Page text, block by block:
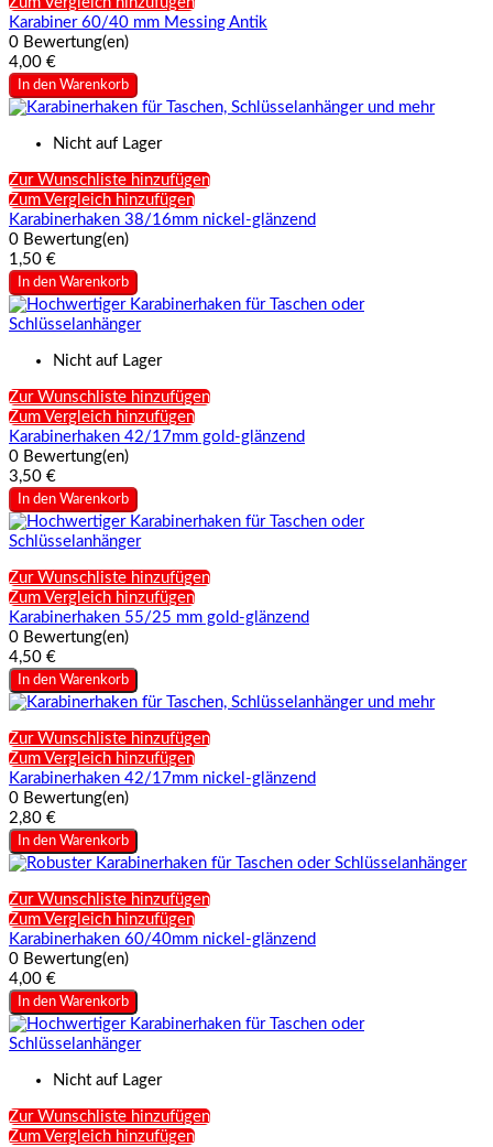
Karabiner 60/40 mm Messing Antik
0 Bewertung(en)
4,00 €
In den Warenkorb
Nicht auf Lager
Zur Wunschliste hinzufügen
Zum Vergleich hinzufügen
Karabinerhaken 38/16mm nickel-glänzend
0 Bewertung(en)
1,50 €
In den Warenkorb
Nicht auf Lager
Zur Wunschliste hinzufügen
Zum Vergleich hinzufügen
Karabinerhaken 42/17mm gold-glänzend
0 Bewertung(en)
3,50 €
In den Warenkorb
Zur Wunschliste hinzufügen
Zum Vergleich hinzufügen
Karabinerhaken 55/25 mm gold-glänzend
0 Bewertung(en)
4,50 €
In den Warenkorb
Zur Wunschliste hinzufügen
Zum Vergleich hinzufügen
Karabinerhaken 42/17mm nickel-glänzend
0 Bewertung(en)
2,80 €
In den Warenkorb
Zur Wunschliste hinzufügen
Zum Vergleich hinzufügen
Karabinerhaken 60/40mm nickel-glänzend
0 Bewertung(en)
4,00 €
In den Warenkorb
Nicht auf Lager
Zur Wunschliste hinzufügen
Zum Vergleich hinzufügen